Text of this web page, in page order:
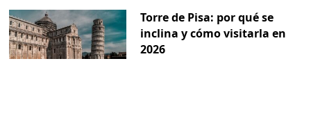
Torre de Pisa: por qué se
inclina y cómo visitarla en
2026